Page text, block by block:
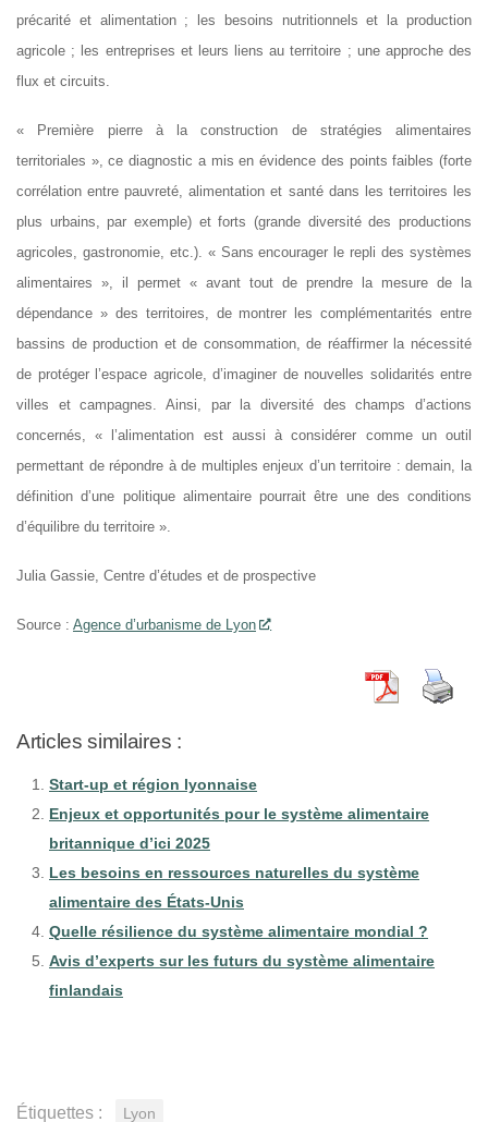
précarité et alimentation ; les besoins nutritionnels et la production
agricole ; les entreprises et leurs liens au territoire ; une approche des
flux et circuits.
« Première pierre à la construction de stratégies alimentaires
territoriales », ce diagnostic a mis en évidence des points faibles (forte
corrélation entre pauvreté, alimentation et santé dans les territoires les
plus urbains, par exemple) et forts (grande diversité des productions
agricoles, gastronomie, etc.). « Sans encourager le repli des systèmes
alimentaires », il permet « avant tout de prendre la mesure de la
dépendance » des territoires, de montrer les complémentarités entre
bassins de production et de consommation, de réaffirmer la nécessité
de protéger l’espace agricole, d’imaginer de nouvelles solidarités entre
villes et campagnes. Ainsi, par la diversité des champs d’actions
concernés, « l’alimentation est aussi à considérer comme un outil
permettant de répondre à de multiples enjeux d’un territoire : demain, la
définition d’une politique alimentaire pourrait être une des conditions
d’équilibre du territoire ».
Julia Gassie, Centre d’études et de prospective
Source : Agence d’urbanisme de Lyon
Articles similaires :
Start-up et région lyonnaise
Enjeux et opportunités pour le système alimentaire
britannique d’ici 2025
Les besoins en ressources naturelles du système
alimentaire des États-Unis
Quelle résilience du système alimentaire mondial ?
Avis d’experts sur les futurs du système alimentaire
finlandais
Étiquettes : Lyon